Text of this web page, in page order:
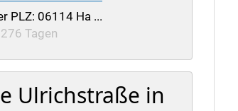
PLZ: 06114 Ha ...
Tagen
Ulrichstraße in